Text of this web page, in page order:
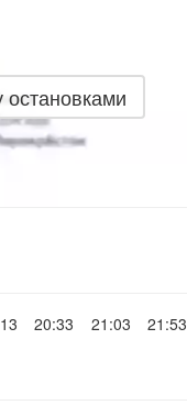
20:33 21:03 21:53